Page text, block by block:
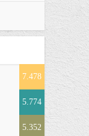
7.478
5.774
5.352